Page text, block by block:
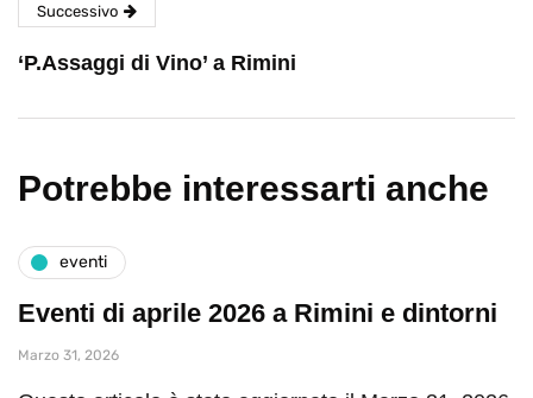
Successivo
‘P.Assaggi di Vino’ a Rimini
Potrebbe interessarti anche
eventi
Eventi di aprile 2026 a Rimini e dintorni
Marzo 31, 2026